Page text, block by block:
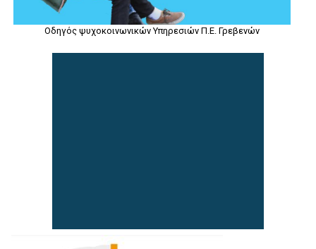
Οδηγός ψυχοκοινωνικών Υπηρεσιών Π.Ε. Γρεβενών